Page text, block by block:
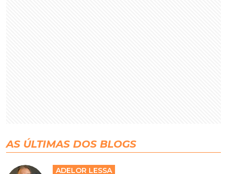
AS ÚLTIMAS DOS BLOGS
ADELOR LESSA